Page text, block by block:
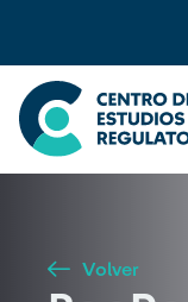
Seleccione país
Volver